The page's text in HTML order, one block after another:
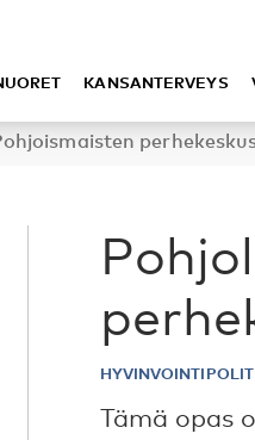
KANSANTERVEYS
Tämä opas